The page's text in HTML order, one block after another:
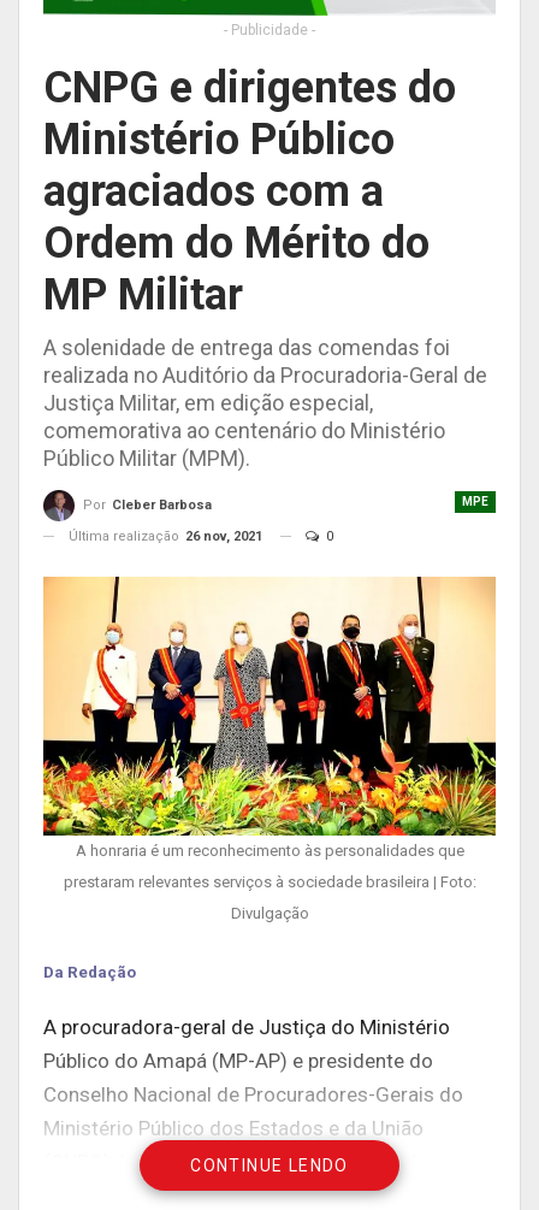
- Publicidade -
CNPG e dirigentes do
Ministério Público
agraciados com a
Ordem do Mérito do
MP Militar
A solenidade de entrega das comendas foi
realizada no Auditório da Procuradoria-Geral de
Justiça Militar, em edição especial,
comemorativa ao centenário do Ministério
Público Militar (MPM).
MPE
Por Cleber Barbosa
Última realização 26 nov, 2021 0
A honraria é um reconhecimento às personalidades que
prestaram relevantes serviços à sociedade brasileira | Foto:
Divulgação
Da Redação
A procuradora-geral de Justiça do Ministério
Público do Amapá (MP-AP) e presidente do
Conselho Nacional de Procuradores-Gerais do
Ministério Público dos Estados e da União
(CNPG), Ivana Lúcia Franco Cei, foi uma das
agraciadas, na noite da última quarta-feira (24),
CONTINUE LENDO